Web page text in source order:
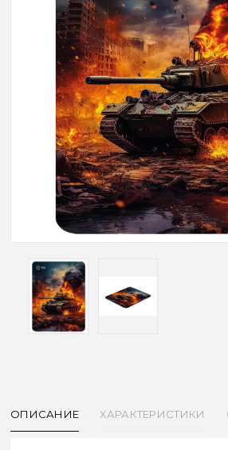
ОПИСАНИЕ ХАРАКТЕРИСТИКИ